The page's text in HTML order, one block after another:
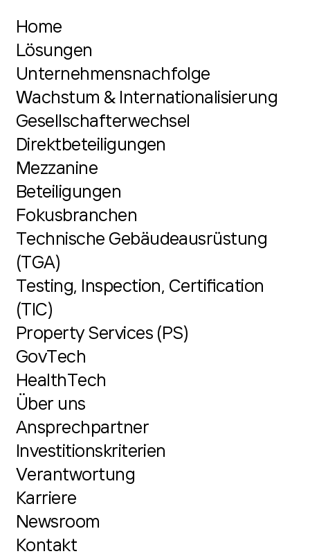
Home
Lösungen
Unternehmensnachfolge
Wachstum & Internationalisierung
Gesellschafterwechsel
Direktbeteiligungen
Mezzanine
Beteiligungen
Fokusbranchen
Technische Gebäudeausrüstung
(TGA)
Testing, Inspection, Certification
(TIC)
Property Services (PS)
GovTech
HealthTech
Über uns
Ansprechpartner
Investitionskriterien
Verantwortung
Karriere
Newsroom
Kontakt